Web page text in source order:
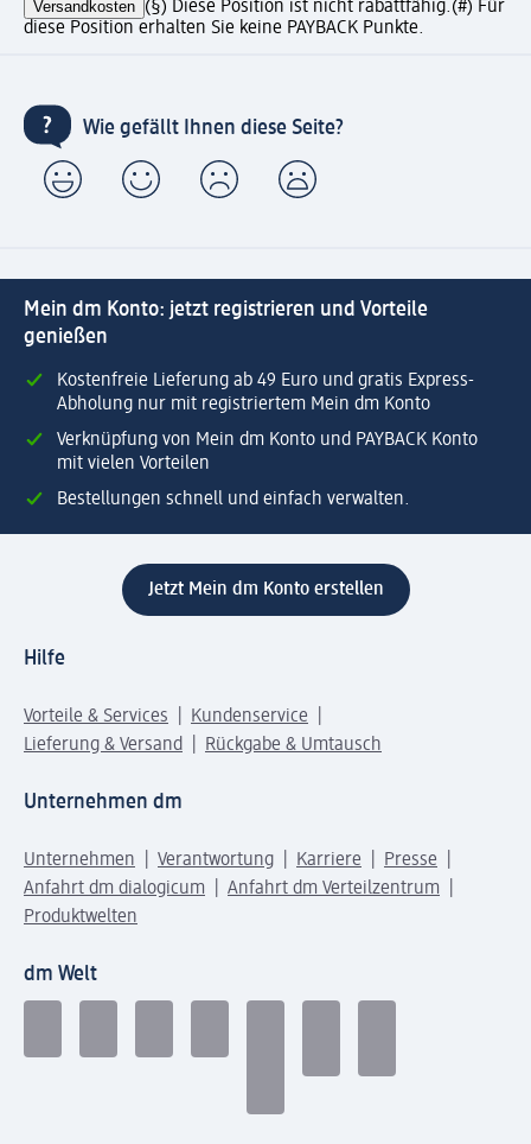
Versandkosten (§) Diese Position ist nicht rabattfähig.(#) Für
diese Position erhalten Sie keine PAYBACK Punkte.
Wie gefällt Ihnen diese Seite?
Mein dm Konto: jetzt registrieren und Vorteile
genießen
Kostenfreie Lieferung ab 49 Euro und gratis Express-
Abholung nur mit registriertem Mein dm Konto
Verknüpfung von Mein dm Konto und PAYBACK Konto
mit vielen Vorteilen
Bestellungen schnell und einfach verwalten.
Jetzt Mein dm Konto erstellen
Hilfe
Vorteile & Services
Kundenservice
Lieferung & Versand
Rückgabe & Umtausch
Unternehmen dm
Unternehmen Verantwortung Karriere
Presse
Anfahrt dm dialogicum
Anfahrt dm Verteilzentrum
Produktwelten
dm Welt